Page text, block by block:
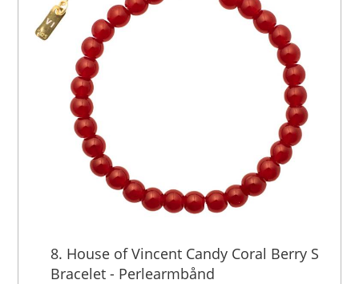
8. House of Vincent Candy Coral Berry S
Bracelet - Perlearmbånd